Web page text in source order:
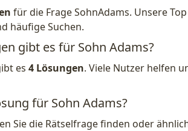
für die Frage SohnAdams. Unsere
häufige Suchen.
gibt es für Sohn Adams?
es 4 Lösungen. Viele Nutzer helfen
für Sohn Adams?
Sie die Rätselfrage finden oder